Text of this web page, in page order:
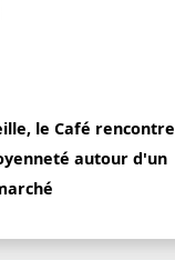
le Café rencontre
autour d'un